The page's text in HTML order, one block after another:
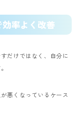
率よく改善
だけではなく、自分に
悪くなっているケース